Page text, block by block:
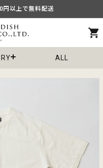
円以上で無料配送
カ
ー
ALL